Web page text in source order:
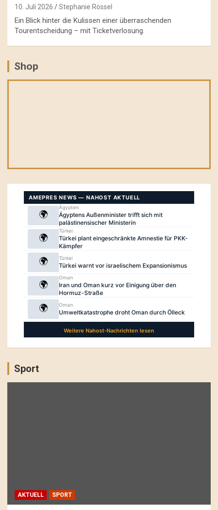
10. Juli 2026 Stephanie Rössel
Ein Blick hinter die Kulissen einer überraschenden
Tourentscheidung – mit Ticketverlosung.
Shop
Sport
AKTUELL SPORT